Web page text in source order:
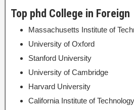
Top phd College in Foreign
Massachusetts Institute of
University of Oxford
Stanford University
University of Cambridge
Harvard University
California Institute of Technology